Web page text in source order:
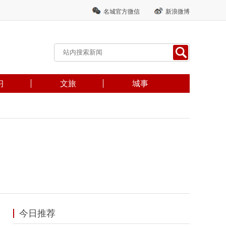
名城官方微信 新浪微博
文旅 城事
今日推荐